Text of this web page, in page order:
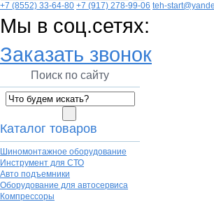
+7 (8552) 33-64-80 +7 (917) 278-99-06 teh-
Мы в соц.сетях:
Заказать звонок
Поиск по сайту
Каталог товаров
Шиномонтажное оборудование
Инструмент для СТО
Авто подъемники
Оборудование для автосервиса
Компрессоры